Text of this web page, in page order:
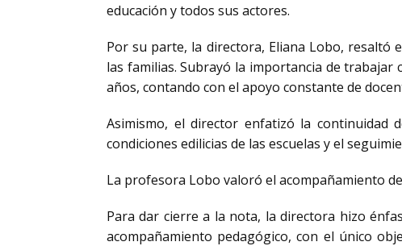
educación y todos sus actores.
Por su parte, la directora, Eliana Lobo, resaltó
las familias. Subrayó la importancia de
años, contando con el apoyo constante de
Asimismo, el director enfatizó la continuidad
condiciones edilicias de las escuelas y el
La profesora Lobo valoró el acompañamiento
Para dar cierre a la nota, la directora hizo
acompañamiento pedagógico, con el único